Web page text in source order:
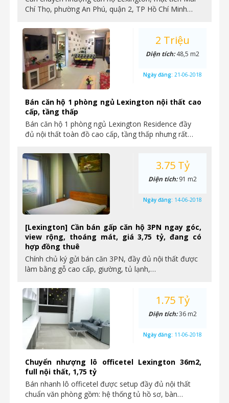
Chí Thọ, phường An Phú, quận 2, TP Hồ Chí Minh…
Bán căn hộ 1 phòng ngủ Lexington nội thất cao
cấp, tầng thấp
Bán căn hộ 1 phòng ngủ Lexington Residence đầy
đủ nội thất toàn đồ cao cấp, tầng thấp nhưng rất…
2 Triệu
Diện tích:48,5 m2
Ngày đăng: 21-06-2018
[Lexington] Cần bán gấp căn hộ 3PN ngay góc,
view rộng, thoáng mát, giá 3,75 tỷ, đang có
hợp đồng thuê
Chính chủ ký gửi bán căn 3PN, đầy đủ nội thất được
làm bằng gỗ cao cấp, giường, tủ lạnh,…
3.75 Tỷ
Diện tích:91 m2
Ngày đăng: 14-06-2018
Chuyển nhượng lô officetel Lexington 36m2,
full nội thất, 1,75 tỷ
Bán nhanh lô officetel được setup đầy đủ nội thất
chuẩn văn phòng gồm: hệ thống tủ hồ sơ, bàn…
1.75 Tỷ
Diện tích:36 m2
Ngày đăng: 11-06-2018